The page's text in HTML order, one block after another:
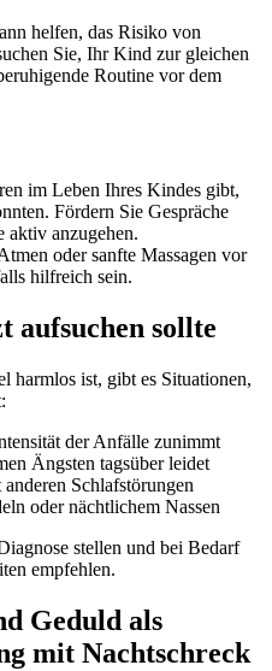
helfen, das Risiko von
Sie, Ihr Kind zur gleichen
Routine vor dem
im Leben Ihres Kindes gibt,
Fördern Sie Gespräche
aktiv anzugehen.
oder sanfte Massagen vor
hilfreich sein.
aufsuchen sollte
harmlos ist, gibt es Situationen,
der Anfälle zunimmt
Ängsten tagsüber leidet
Schlafstörungen
oder nächtlichem Nassen
stellen und bei Bedarf
empfehlen.
Geduld als
mit Nachtschreck